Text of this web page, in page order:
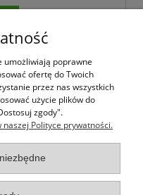
umożliwiają poprawne
ofertę do Twoich
przez nas wszystkich
użycie plików do
zgody".
Polityce prywatności.